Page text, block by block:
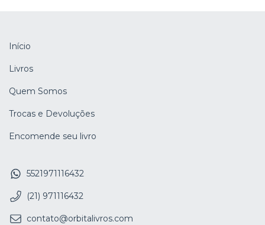
Início
Livros
Quem Somos
Trocas e Devoluções
Encomende seu livro
5521971116432
(21) 971116432
contato@orbitalivros.com